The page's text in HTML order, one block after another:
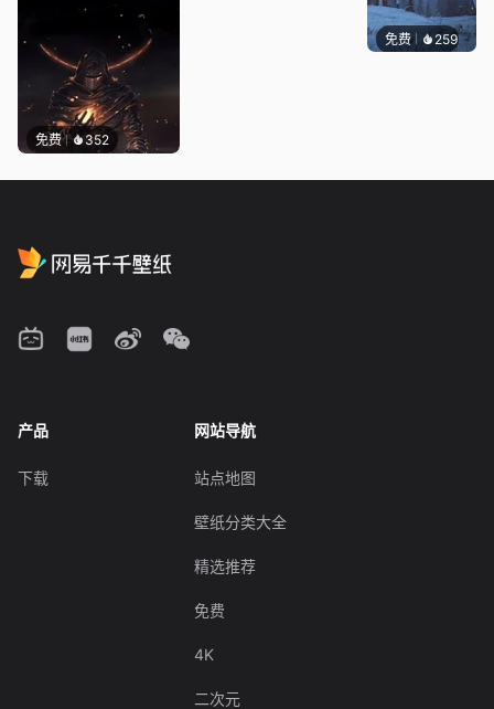
免费 352
免费 259
产品
下载
网站导航
站点地图
壁纸分类大全
精选推荐
免费
4K
二次元